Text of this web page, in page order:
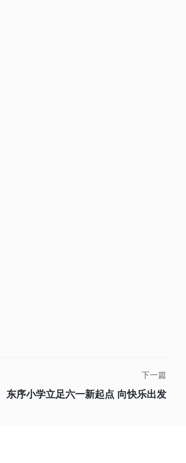
下一篇
东序小学立足六一新起点 向快乐出发